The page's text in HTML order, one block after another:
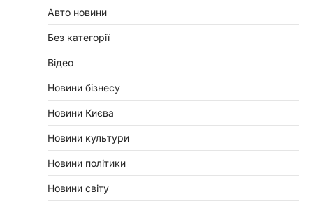
Авто новини
Без категорії
Відео
Новини бізнесу
Новини Києва
Новини культури
Новини політики
Новини світу